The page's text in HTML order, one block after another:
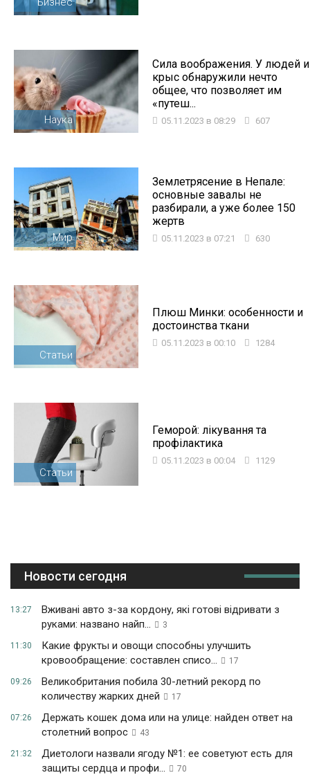
Наука
Сила воображения. У людей и
крыс обнаружили нечто
общее, что позволяет им
«путеш...
05.11.2023 в 08:29 607
Мир
Землетрясение в Непале:
основные завалы не
разбирали, а уже более 150
жертв
05.11.2023 в 07:21 630
Статьи
Плюш Минки: особенности и
достоинства ткани
05.11.2023 в 00:10 1284
Статьи
Геморой: лікування та
профілактика
05.11.2023 в 00:04 1129
Новости сегодня
13:27
Вживані авто з-за кордону, які готові відривати з
руками: названо найп...
3
11:30
Какие фрукты и овощи способны улучшить
кровообращение: составлен списо...
17
09:26
Великобритания побила 30-летний рекорд по
количеству жарких дней
17
07:26
Держать кошек дома или на улице: найден ответ на
столетний вопрос
43
21:32
Диетологи назвали ягоду №1: ее советуют есть для
защиты сердца и профи...
70